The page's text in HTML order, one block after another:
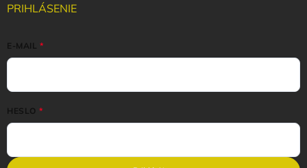
PRIHLÁSENIE
E-MAIL
HESLO